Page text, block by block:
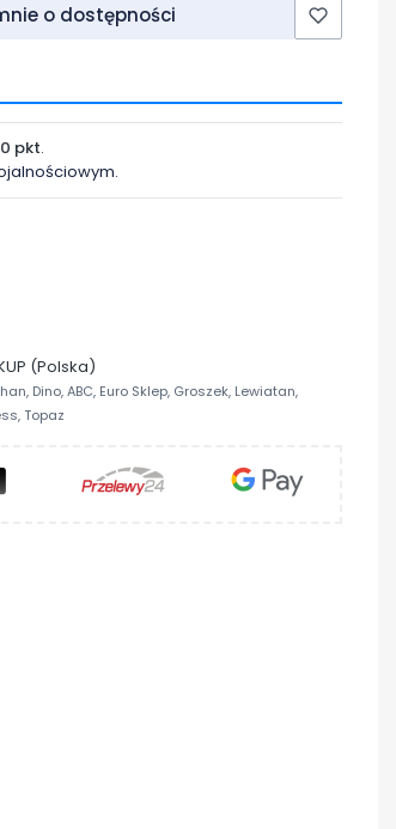
o dostępności
pkt.
(Polska)
Dino, ABC, Euro Sklep, Groszek, Lewiatan,
Topaz